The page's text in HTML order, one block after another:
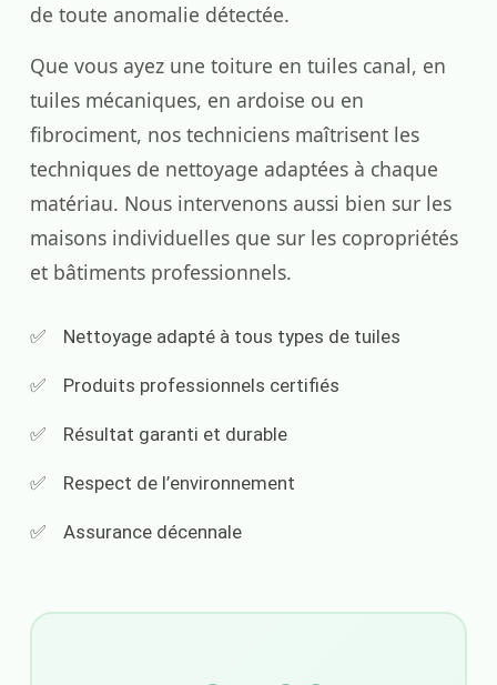
de toute anomalie détectée.
Que vous ayez une toiture en tuiles canal, en
tuiles mécaniques, en ardoise ou en
fibrociment, nos techniciens maîtrisent les
techniques de nettoyage adaptées à chaque
matériau. Nous intervenons aussi bien sur les
maisons individuelles que sur les copropriétés
et bâtiments professionnels.
Nettoyage adapté à tous types de tuiles
Produits professionnels certifiés
Résultat garanti et durable
Respect de l’environnement
Assurance décennale